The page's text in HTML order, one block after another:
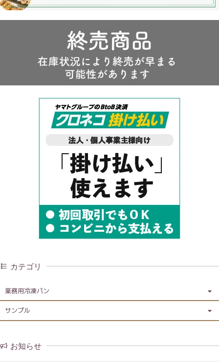
カテゴリ
業務用冷凍パン
サンプル
お知らせ